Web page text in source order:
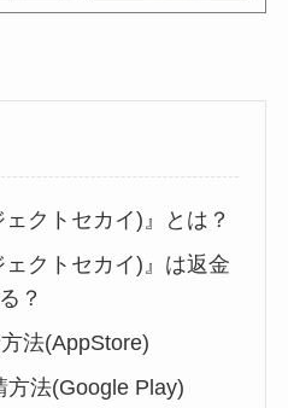
ェクトセカイ)』とは？
ェクトセカイ)』は返金
？
法(AppStore)
法(Google Play)